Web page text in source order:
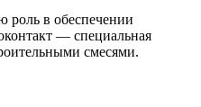
роль в обеспечении
— специальная
смесями.